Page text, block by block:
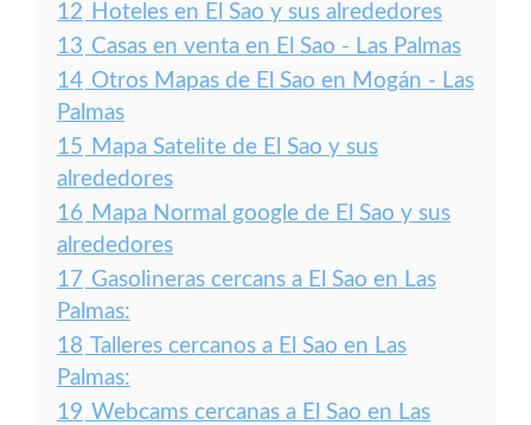
12 Hoteles en El Sao y sus alrededores
13 Casas en venta en El Sao - Las Palmas
14 Otros Mapas de El Sao en Mogán - Las
Palmas
15 Mapa Satelite de El Sao y sus
alrededores
16 Mapa Normal google de El Sao y sus
alrededores
17 Gasolineras cercans a El Sao en Las
Palmas:
18 Talleres cercanos a El Sao en Las
Palmas:
19 Webcams cercanas a El Sao en Las